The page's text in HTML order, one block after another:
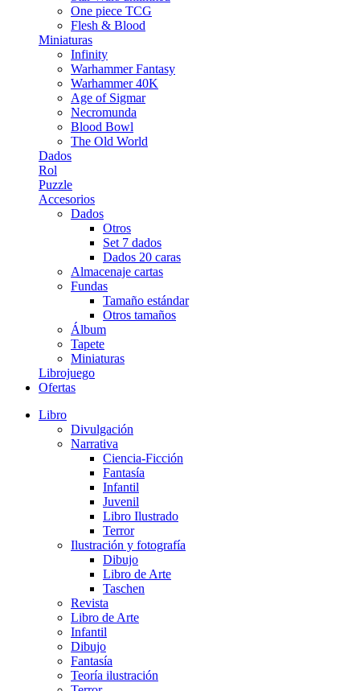
One piece TCG
Flesh & Blood
Miniaturas
Infinity
Warhammer Fantasy
Warhammer 40K
Age of Sigmar
Necromunda
Blood Bowl
The Old World
Dados
Rol
Puzzle
Accesorios
Dados
Otros
Set 7 dados
Dados 20 caras
Almacenaje cartas
Fundas
Tamaño estándar
Otros tamaños
Álbum
Tapete
Miniaturas
Librojuego
Ofertas
Libro
Divulgación
Narrativa
Ciencia-Ficción
Fantasía
Infantil
Juvenil
Libro Ilustrado
Terror
Ilustración y fotografía
Dibujo
Libro de Arte
Taschen
Revista
Libro de Arte
Infantil
Dibujo
Fantasía
Teoría ilustración